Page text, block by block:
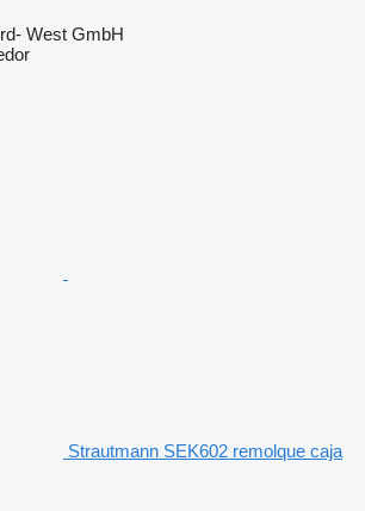
West GmbH
Strautmann SEK602 remolque caja